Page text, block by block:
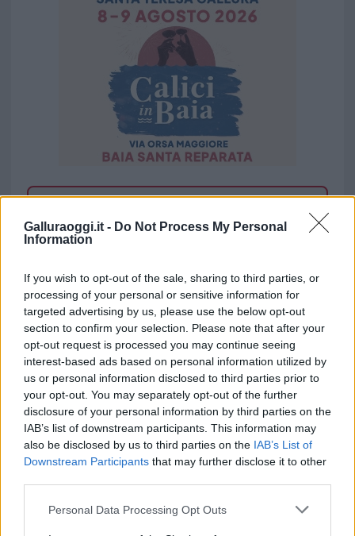
Galluraoggi.it - Do Not Process My Personal
Information
If you wish to opt-out of the sale, sharing to third parties, or
processing of your personal or sensitive information for
targeted advertising by us, please use the below opt-out
section to confirm your selection. Please note that after your
opt-out request is processed you may continue seeing
interest-based ads based on personal information utilized by
us or personal information disclosed to third parties prior to
your opt-out. You may separately opt-out of the further
disclosure of your personal information by third parties on the
IAB’s list of downstream participants. This information may
also be disclosed by us to third parties on the IAB’s List of
Downstream Participants that may further disclose it to other
Please note that this website/app uses one or more Google
Personal Data Processing Opt Outs
Puoi abbonarti a
cliccando
Sei già abbonato?
Puoi effettuare l'accesso andando nella
sezioneLogindal menù del sito o
cliccandoqui
TEMI: Carabinieri Olbia Discarica Abusiva Olbia
Inviaci le tue segnalazioni,
i tuoi video e le tue foto
Su WhatsApp al numero +39